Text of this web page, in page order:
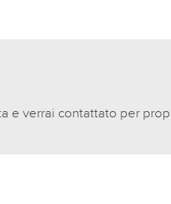
e verrai contattato per